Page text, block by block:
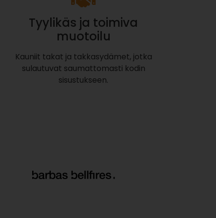
Tyylikäs ja toimiva
muotoilu
Kauniit takat ja takkasydämet, jotka
sulautuvat saumattomasti kodin
sisustukseen.